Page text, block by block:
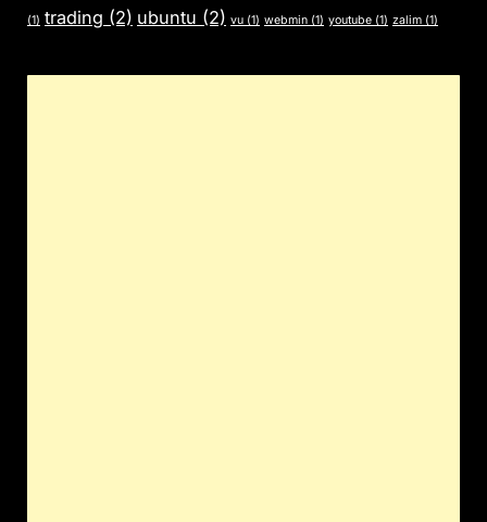
(1) trading (2) ubuntu (2) vu (1) webmin (1) youtube (1) zalim (1)